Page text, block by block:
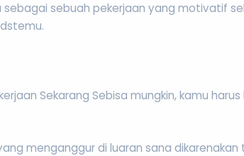
sebagai sebuah pekerjaan yang motivatif
Sekarang Sebisa mungkin, kamu
menganggur di luaran sana